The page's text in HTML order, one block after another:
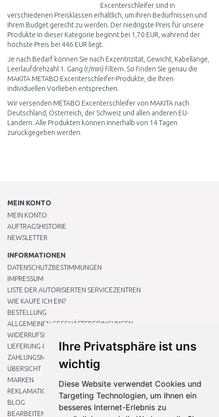
Ihre Privatsphäre ist uns
wichtig
Diese Website verwendet Cookies und
Targeting Technologien, um Ihnen ein
besseres Internet-Erlebnis zu
Excenterschleifer sind in
verschiedenen Preisklassen erhältlich, um Ihren Bedürfnissen und
Ihrem Budget gerecht zu werden. Der niedrigste Preis für unsere
Produkte in dieser Kategorie beginnt bei 1,70 EUR, während der
höchste Preis bei 446 EUR liegt.
Je nach Bedarf können Sie nach Exzentrizität, Gewicht, Kabellänge,
Leerlaufdrehzahl 1. Gang (r/min) filtern. So finden Sie genau die
MAKITA METABO Excenterschleifer-Produkte, die Ihren
individuellen Vorlieben entsprechen.
Wir versenden METABO Excenterschleifer von MAKITA nach
Deutschland, Österreich, der Schweiz und allen anderen EU-
Ländern. Alle Produkten können innerhalb von 14 Tagen
zurückgegeben werden.
MEIN KONTO
MEIN KONTO
AUFTRAGSHISTORIE
NEWSLETTER
INFORMATIONEN
DATENSCHUTZBESTIMMUNGEN
IMPRESSUM
LISTE DER AUTORISIERTEN SERVICEZENTREN
WIE KAUFE ICH EIN?
BESTELLUNG
ALLGEMEINEN GESCHÄFTSBEDINGUNGEN
WIDERRUFSRECHT
LIEFERUNG & ZAHLUNG
ZAHLUNGSMETHODEN
ÜBERSICHT
MARKEN
REKLAMATIONEN UND RETOUREN
BLOG
BEARBEITEN SIE MEINE COOKIE-EINSTELLUNGEN